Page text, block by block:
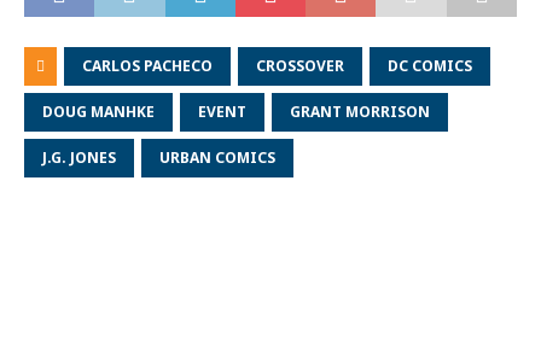
CARLOS PACHECO CROSSOVER DC COMICS
DOUG MANHKE EVENT GRANT MORRISON
J.G. JONES URBAN COMICS